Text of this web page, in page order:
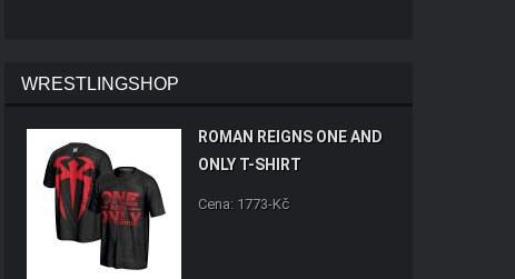
WRESTLINGSHOP
ROMAN REIGNS ONE AND
ONLY T-SHIRT
Cena: 1773-Kč